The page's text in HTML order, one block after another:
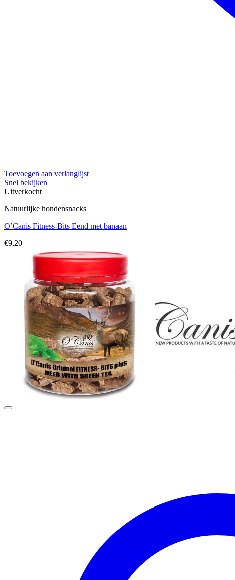
Toevoegen aan verlanglijst
Snel bekijken
Uitverkocht
Natuurlijke hondensnacks
O’Canis Fitness-Bits Eend met banaan
€9,20